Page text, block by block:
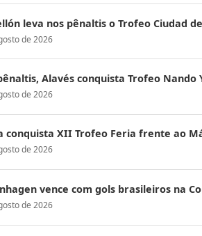
leva nos pênaltis o Trofeo Ciudad
de 2026
Alavés conquista Trofeo Nando
de 2026
conquista XII Trofeo Feria frente ao
de 2026
vence com gols brasileiros na
de 2026